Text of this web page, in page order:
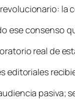
ese consenso
real de
editoriales
pasiva;